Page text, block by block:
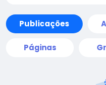
Publicações
Páginas